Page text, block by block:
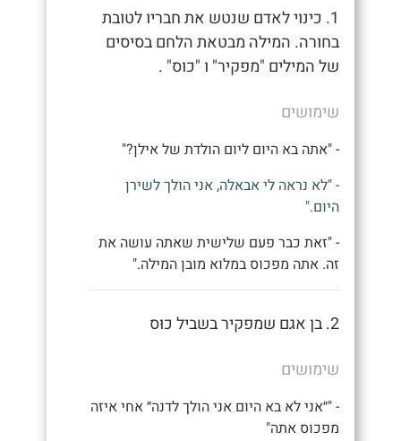
1. כינוי לאדם שנטש את חבריו לטובת
בחורה. המילה מבטאת הלחם בסיסים
של המילים "מפקיר" ו "כוס" .
שימושים
- "אתה בא היום ליום הולדת של אילן?"
- "לא נראה לי אבאלה, אני הולך לשירן
היום."
- "זאת כבר פעם שלישית שאתה עושה את
זה. אתה מפכוס במלוא מובן המילה."
2. בן אגם שמפקיר בשביל כוּס
שימושים
- "״אני לא בא היום אני הולך לדנה״ אחי איזה
מפכוס אתה"